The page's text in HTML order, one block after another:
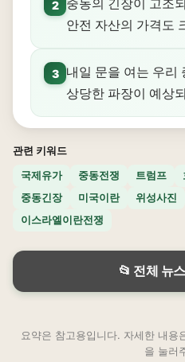
2
중동의 긴장이 고조
안전 자산의 가격도
3
내일 문을 여는 우리
상당한 파장이 예상
관련 키워드
국제유가
중동전쟁 트럼프
중동긴장
미국이란 위성사진
이스라엘이란전쟁
📂 전체 뉴
요약은 참고용입니다. 자세한 내
을 눌러